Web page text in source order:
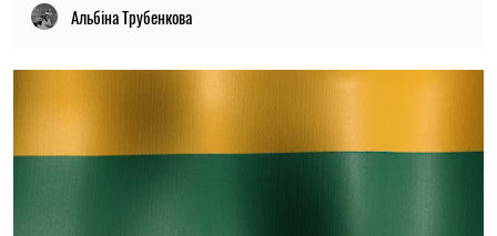
Альбіна Трубенкова